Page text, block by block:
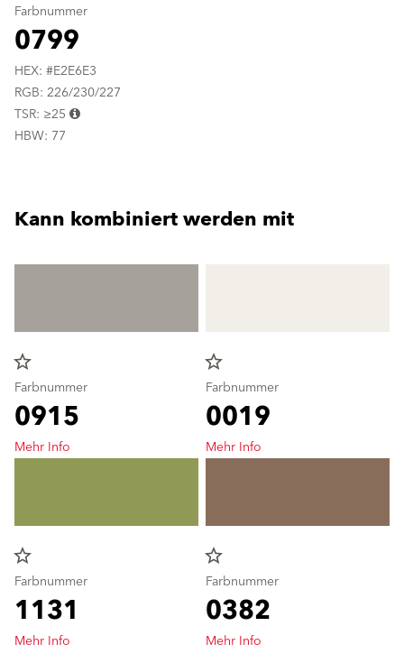
Farbnummer
0799
HEX: #E2E6E3
RGB: 226/230/227
TSR: ≥25
HBW: 77
Kann kombiniert werden mit
star_border
Farbnummer
0915
Mehr Info
star_border
Farbnummer
1131
Mehr Info
star_border
Farbnummer
0019
Mehr Info
star_border
Farbnummer
0382
Mehr Info